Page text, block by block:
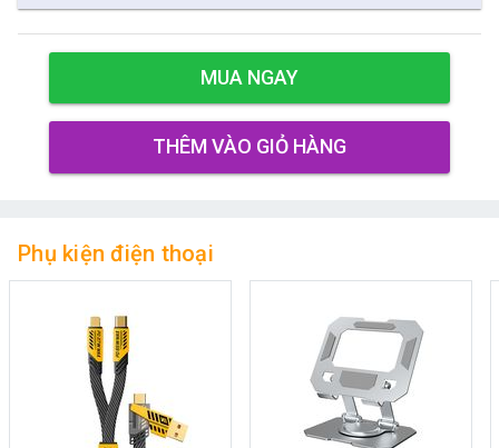
MUA NGAY
THÊM VÀO GIỎ HÀNG
Phụ kiện điện thoại